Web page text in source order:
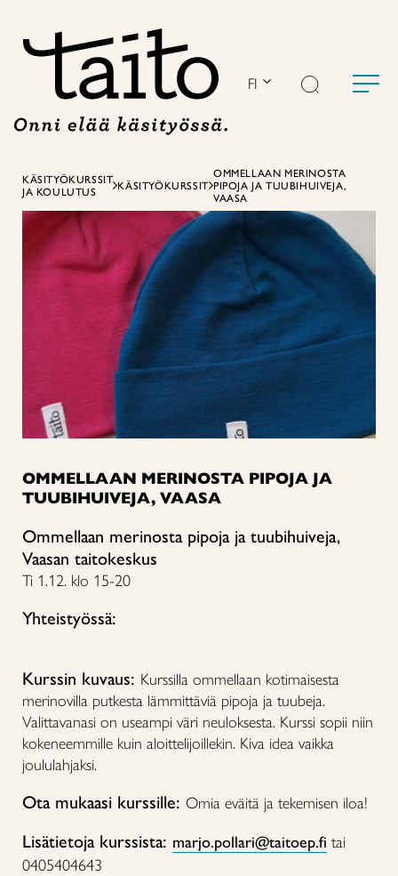
FI
KÄSITYÖKURSSIT
JA KOULUTUS
KÄSITYÖKURSSIT
OMMELLAAN MERINOSTA
PIPOJA JA TUUBIHUIVEJA,
VAASA
OMMELLAAN MERINOSTA PIPOJA JA
TUUBIHUIVEJA, VAASA
Ommellaan merinosta pipoja ja tuubihuiveja,
Vaasan taitokeskus
Ti 1.12. klo 15-20
Yhteistyössä:
Kurssin kuvaus: Kurssilla ommellaan kotimaisesta
merinovilla putkesta lämmittäviä pipoja ja tuubeja.
Valittavanasi on useampi väri neuloksesta. Kurssi sopii niin
kokeneemmille kuin aloittelijoillekin. Kiva idea vaikka
joululahjaksi.
Ota mukaasi kurssille: Omia eväitä ja tekemisen iloa!
Lisätietoja kurssista: marjo.pollari@taitoep.fi tai
0405404643